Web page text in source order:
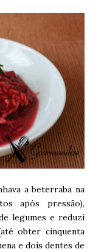
a beterraba na
após pressão),
legumes e reduzi
obter cinquenta
e dois dentes de